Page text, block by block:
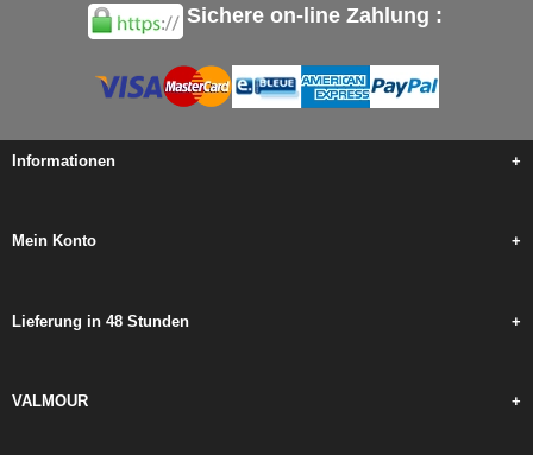
Sichere on-line Zahlung :
Informationen +
Mein Konto +
Lieferung in 48 Stunden +
VALMOUR +